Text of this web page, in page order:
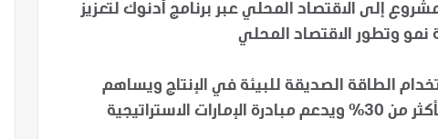
الإجمالية للمشروع إلى الاقتصاد المحلي عبر برنامج أدنوك لتعزيز
وتطور الاقتصاد المحلي
الطاقة الصديقة للبيئة في الإنتاج ويساهم
في خفض الانبعاثات الكربونية لأنشطتها البحرية بأكثر من 30% ويدعم مبادرة الإمارات الاستراتيجية